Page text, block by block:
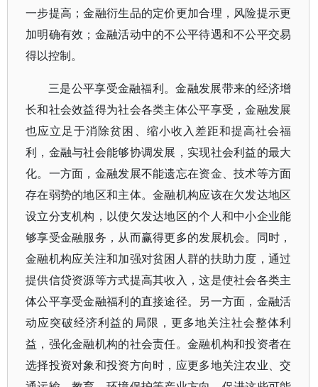
一步提高；金融衍生品的定价更加合理，风险提示更
加明确有效；金融活动中的不公平待遇和不公平交易
得以控制。
三是公平享受金融福利。金融发展带来的经济增
长和社会效益得为社会各类主体公平享受，金融发展
也应立足于消除贫困、缩小收入差距和提高社会福
利，金融与社会能够协调发展，实现社会利益的最大
化。一方面，金融发展不能遗忘在资金、技术等方面
存在弱势的地区和主体。金融机构应该在欠发达地区
设立分支机构，以使欠发达地区的个人和中小企业能
够享受金融服务，从而赢得更多的发展机会。同时，
金融机构应关注和加强对贫困人群的扶助力度，通过
提供信贷资源等方式提高其收入，这是使社会各类主
体公平享受金融福利的直接途径。另一方面，金融活
动应突破经济利益的局限，更多地关注社会整体利
益，强化金融机构的社会责任。金融机构和投资者在
选择投资对象和投资方向时，应更多地关注农业、交